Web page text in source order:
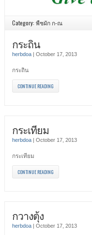
Category: พืชผัก ก-ณ
กระถิน
herbdoa| October 17, 2013
กระถิน
CONTINUE READING
กระเทียม
herbdoa| October 17, 2013
กระเทียม
CONTINUE READING
กวางตุ้ง
herbdoa| October 17, 2013